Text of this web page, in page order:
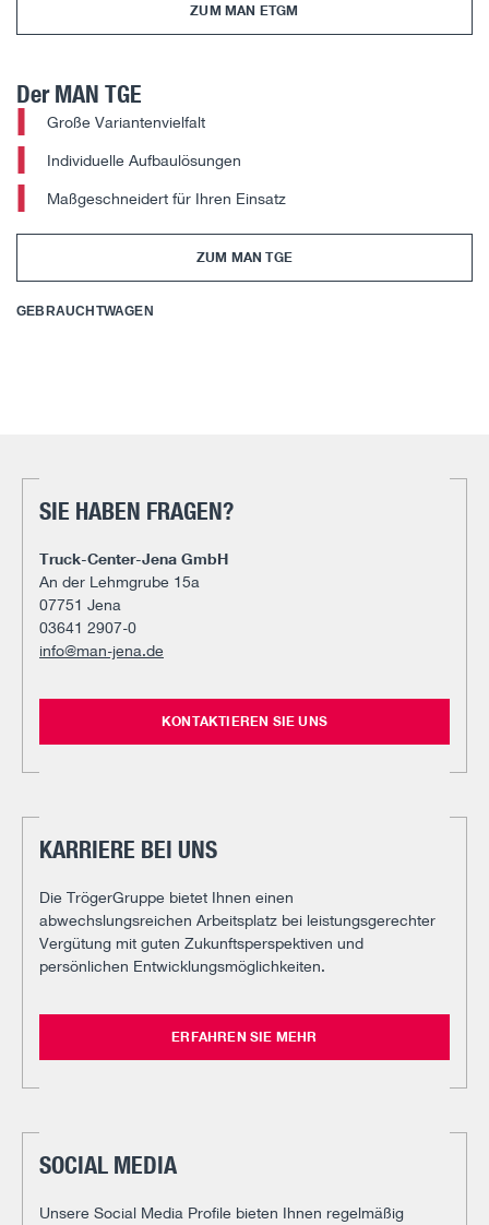
GEBRAUCHTWAGEN
ZUM MAN ETGM
Der MAN TGE
Große Variantenvielfalt
Individuelle Aufbaulösungen
Maßgeschneidert für Ihren Einsatz
ZUM MAN TGE
SIE HABEN FRAGEN?
Truck-Center-Jena GmbH
An der Lehmgrube 15a
07751 Jena
03641 2907-0
info@man-jena.de
KONTAKTIEREN SIE UNS
KARRIERE BEI UNS
Die TrögerGruppe bietet Ihnen einen
abwechslungsreichen Arbeitsplatz bei leistungsgerechter
Vergütung mit guten Zukunftsperspektiven und
persönlichen Entwicklungsmöglichkeiten.
ERFAHREN SIE MEHR
SOCIAL MEDIA
Unsere Social Media Profile bieten Ihnen regelmäßig